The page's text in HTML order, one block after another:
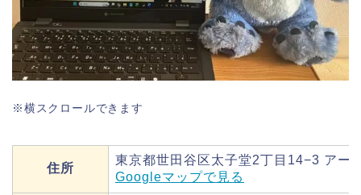
※横スクロールできます
住所
東京都世田谷区太子堂2丁目14−3 アー
Googleマップで見る